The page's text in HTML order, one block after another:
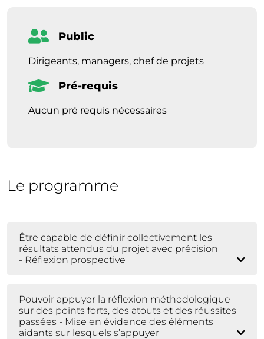
Public
Dirigeants, managers, chef de projets
Pré-requis
Aucun pré requis nécessaires
Le programme
Être capable de définir collectivement les
résultats attendus du projet avec précision
- Réflexion prospective
Pouvoir appuyer la réflexion méthodologique
sur des points forts, des atouts et des réussites
passées - Mise en évidence des éléments
aidants sur lesquels s’appuyer